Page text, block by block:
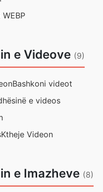
WEBP
e Videove (9)
Bashkoni videot
e videos
Ktheje Videon
e Imazheve (8)